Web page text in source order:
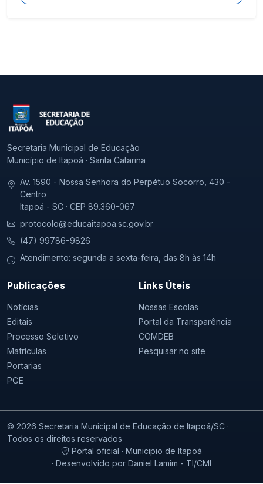
Secretaria Municipal de Educação
Município de Itapoá · Santa Catarina
Av. 1590 - Nossa Senhora do Perpétuo Socorro, 430 -
Centro
Itapoá - SC · CEP 89.360-067
protocolo@educaitapoa.sc.gov.br
(47) 99786-9826
Atendimento: segunda a sexta-feira, das 8h às 14h
Publicações
Notícias
Editais
Processo Seletivo
Matrículas
Portarias
PGE
Links Úteis
Nossas Escolas
Portal da Transparência
COMDEB
Pesquisar no site
© 2026 Secretaria Municipal de Educação de Itapoá/SC ·
Todos os direitos reservados
Portal oficial · Municipio de Itapoá
· Desenvolvido por Daniel Lamim - TI/CMI